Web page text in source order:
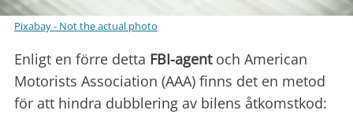
Pixabay - Not the actual photo
Enligt en förre detta FBI-agentoch American
Motorists Association (AAA) finns det en metod
för att hindra dubblering av bilens åtkomstkod: